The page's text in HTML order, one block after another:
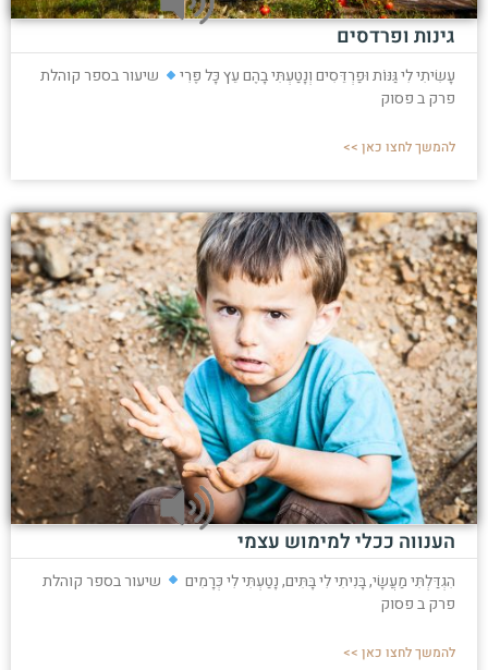
גינות ופרדסים
עָשִׂיתִי לִי גַּנּוֹת וּפַרְדֵּסִים וְנָטַעְתִּי בָהֶם עֵץ כָּל פֶּרִי
שיעור בספר קוהלת
פרק ב פסוק
להמשך לחצו כאן >>
הענווה ככלי למימוש עצמי
הִגְדַּלְתִּי מַעֲשָׂי, בָּנִיתִי לִי בָּתִּים, נָטַעְתִּי לִי כְּרָמִים
שיעור בספר קוהלת
פרק ב פסוק
להמשך לחצו כאן >>